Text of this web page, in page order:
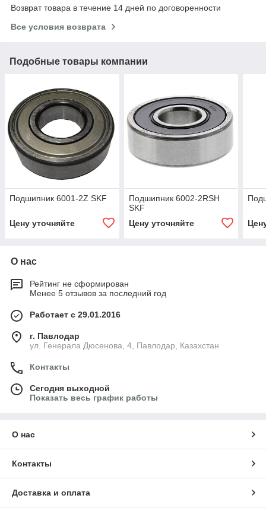
Возврат товара в течение 14 дней по договоренности
Все условия возврата
Подобные товары компании
Подшипник 6001-2Z SKF
Цену уточняйте
Подшипник 6002-2RSH
SKF
Цену уточняйте
О нас
Рейтинг не сформирован
Менее 5 отзывов за последний год
Работает с 29.01.2016
г. Павлодар
ул. Генерала Дюсенова, 4, Павлодар, Казахстан
Контакты
Сегодня выходной
Показать весь график работы
О нас
Контакты
Доставка и оплата